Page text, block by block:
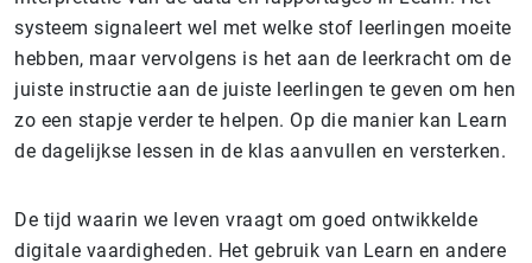
systeem signaleert wel met welke stof leerlingen moeite
hebben, maar vervolgens is het aan de leerkracht om de
juiste instructie aan de juiste leerlingen te geven om hen
zo een stapje verder te helpen. Op die manier kan Learn
de dagelijkse lessen in de klas aanvullen en versterken.
De tijd waarin we leven vraagt om goed ontwikkelde
digitale vaardigheden. Het gebruik van Learn en andere